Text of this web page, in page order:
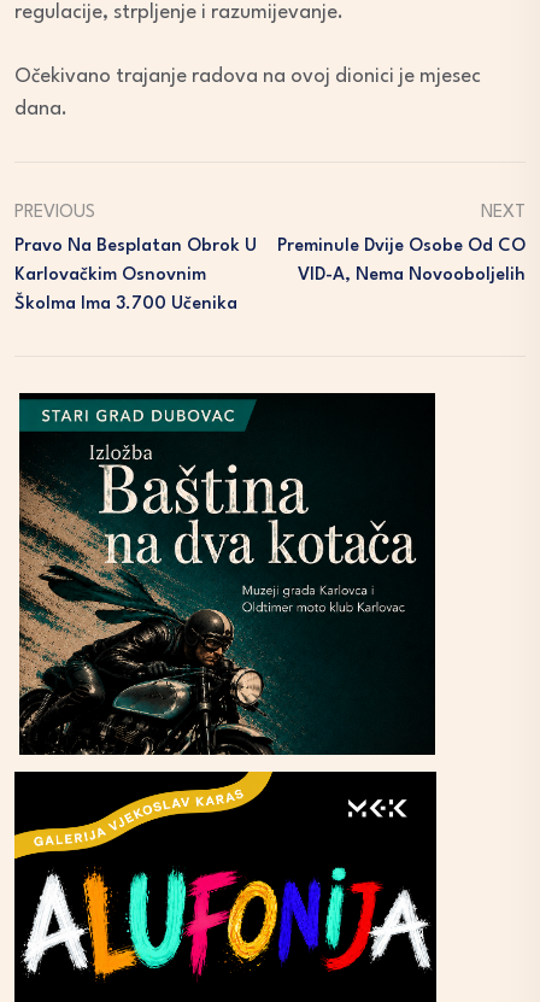
regulacije, strpljenje i razumijevanje.
Očekivano trajanje radova na ovoj dionici je mjesec
dana.
PREVIOUS
Pravo Na Besplatan Obrok U
Karlovačkim Osnovnim
Školma Ima 3.700 Učenika
NEXT
Preminule Dvije Osobe Od CO
VID-A, Nema Novooboljelih